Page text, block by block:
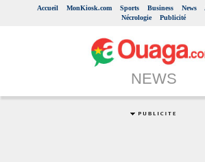
Accueil MonKiosk.com Sports Business News
Nécrologie
Publicité
NEWS